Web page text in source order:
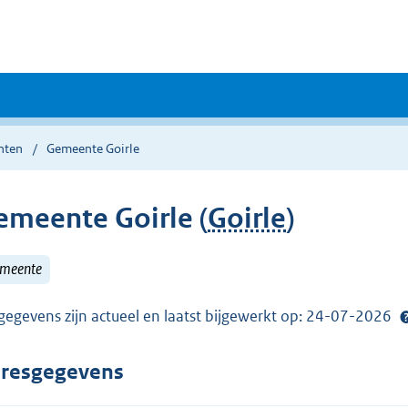
Gemeente Goirle
Goirle (Goirle)
zijn actueel en laatst bijgewerkt op: 24-07-2026